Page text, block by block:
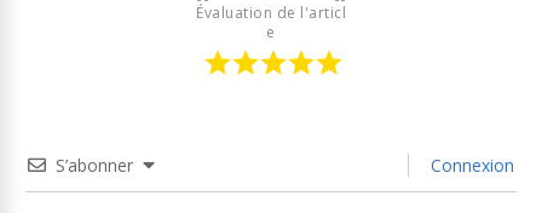
Évaluation de l'articl
e
S’abonner Connexion